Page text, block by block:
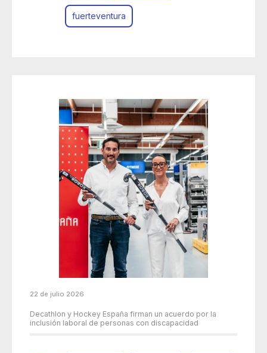
fuerteventura
22 de julio 2026
Decathlon y Hockey España firman un acuerdo por la
inclusión laboral de personas con discapacidad